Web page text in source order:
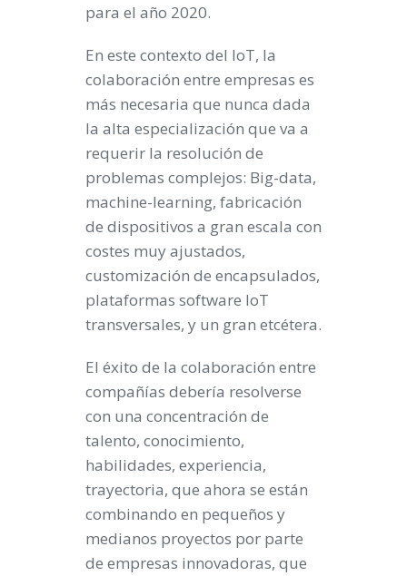
para el año 2020.
En este contexto del IoT, la
colaboración entre empresas es
más necesaria que nunca dada
la alta especialización que va a
requerir la resolución de
problemas complejos: Big-data,
machine-learning, fabricación
de dispositivos a gran escala con
costes muy ajustados,
customización de encapsulados,
plataformas software IoT
transversales, y un gran etcétera.
El éxito de la colaboración entre
compañías debería resolverse
con una concentración de
talento, conocimiento,
habilidades, experiencia,
trayectoria, que ahora se están
combinando en pequeños y
medianos proyectos por parte
de empresas innovadoras, que